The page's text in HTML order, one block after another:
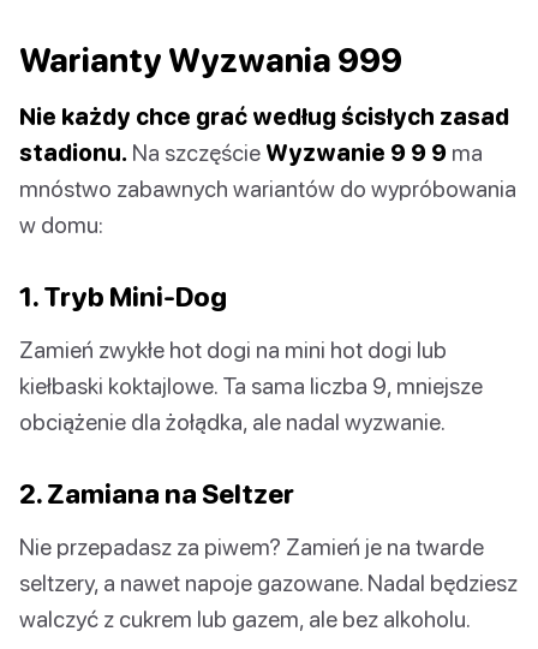
Warianty Wyzwania 999
Nie każdy chce grać według ścisłych zasad
stadionu. Na szczęście Wyzwanie 9 9 9 ma
mnóstwo zabawnych wariantów do wypróbowania
w domu:
1. Tryb Mini-Dog
Zamień zwykłe hot dogi na mini hot dogi lub
kiełbaski koktajlowe. Ta sama liczba 9, mniejsze
obciążenie dla żołądka, ale nadal wyzwanie.
2. Zamiana na Seltzer
Nie przepadasz za piwem? Zamień je na twarde
seltzery, a nawet napoje gazowane. Nadal będziesz
walczyć z cukrem lub gazem, ale bez alkoholu.